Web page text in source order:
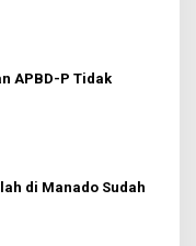
APBD-P Tidak
di Manado Sudah